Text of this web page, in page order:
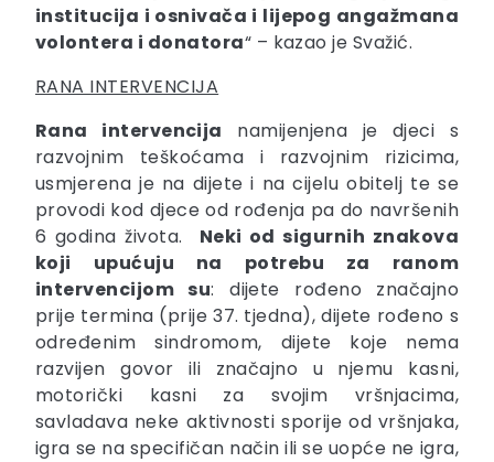
institucija i osnivača i lijepog angažmana
volontera i donatora“ – kazao je Svažić.
RANA INTERVENCIJA
Rana intervencija namijenjena je djeci s
razvojnim teškoćama i razvojnim rizicima,
usmjerena je na dijete i na cijelu obitelj te se
provodi kod djece od rođenja pa do navršenih
6 godina života. Neki od sigurnih znakova
koji upućuju na potrebu za ranom
intervencijom su: dijete rođeno značajno
prije termina (prije 37. tjedna), dijete rođeno s
određenim sindromom, dijete koje nema
razvijen govor ili značajno u njemu kasni,
motorički kasni za svojim vršnjacima,
savladava neke aktivnosti sporije od vršnjaka,
igra se na specifičan način ili se uopće ne igra,